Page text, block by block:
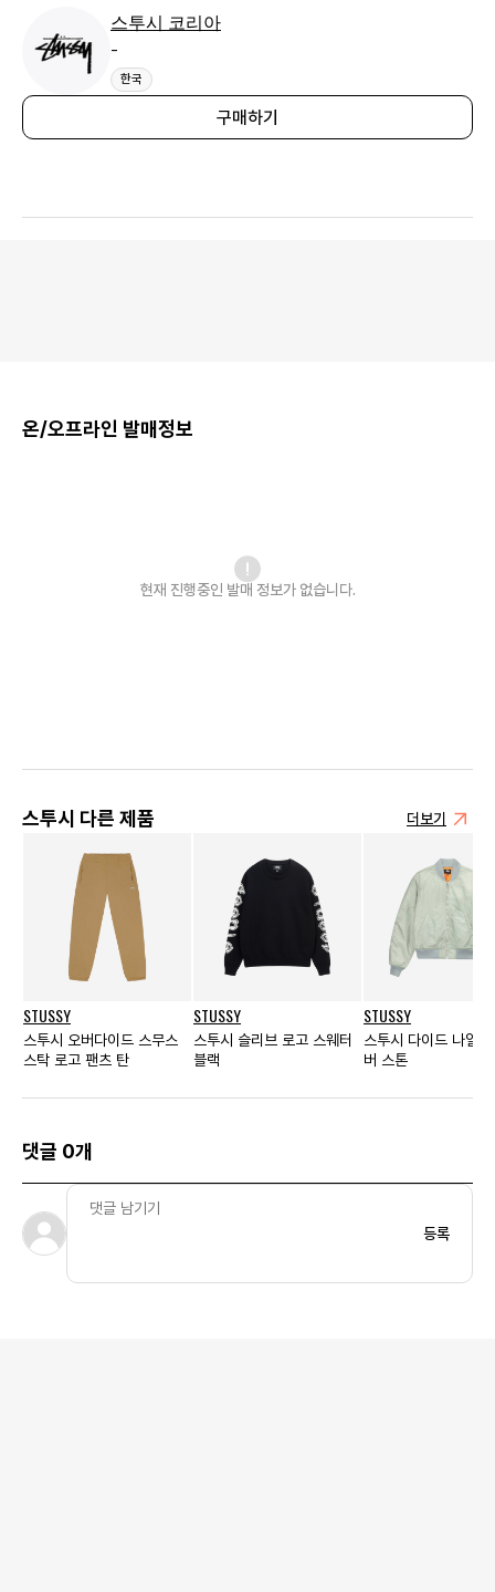
스투시 코리아
-
한국
구매하기
온/오프라인 발매정보
현재 진행중인 발매 정보가 없습니다.
스투시 다른 제품 더보기
STUSSY
스투시 오버다이드 스무스
스탁 로고 팬츠 탄
STUSSY
스투시 슬리브 로고 스웨터
블랙
STUSSY
스투시 다이드 나일
버 스톤
댓글 0개
등록